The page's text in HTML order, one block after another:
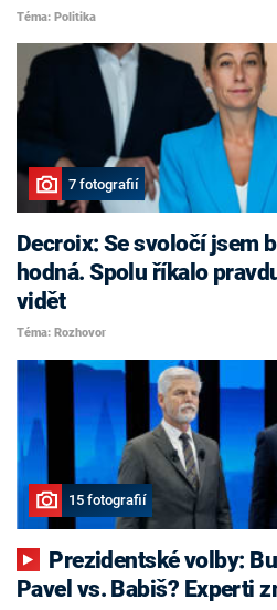
Téma: Politika
7 fotografií
Decroix: Se svoločí jsem
hodná. Spolu říkalo
vidět
Téma: Rozhovor
15 fotografií
Pavel vs. Babiš? Experti